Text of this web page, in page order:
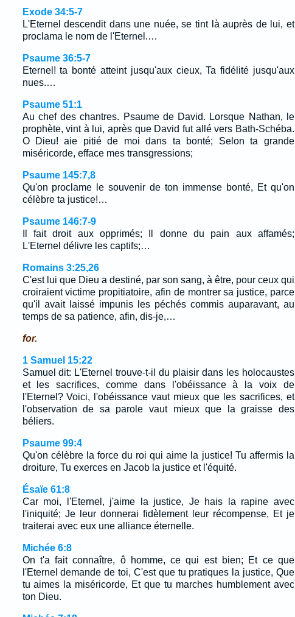
Exode 34:5-7
L'Eternel descendit dans une nuée, se tint là auprès de lui, et
proclama le nom de l'Eternel.…
Psaume 36:5-7
Eternel! ta bonté atteint jusqu'aux cieux, Ta fidélité jusqu'aux
nues.…
Psaume 51:1
Au chef des chantres. Psaume de David. Lorsque Nathan, le
prophète, vint à lui, après que David fut allé vers Bath-Schéba.
O Dieu! aie pitié de moi dans ta bonté; Selon ta grande
miséricorde, efface mes transgressions;
Psaume 145:7,8
Qu'on proclame le souvenir de ton immense bonté, Et qu'on
célèbre ta justice!…
Psaume 146:7-9
Il fait droit aux opprimés; Il donne du pain aux affamés;
L'Eternel délivre les captifs;…
Romains 3:25,26
C'est lui que Dieu a destiné, par son sang, à être, pour ceux qui
croiraient victime propitiatoire, afin de montrer sa justice, parce
qu'il avait laissé impunis les péchés commis auparavant, au
temps de sa patience, afin, dis-je,…
for.
1 Samuel 15:22
Samuel dit: L'Eternel trouve-t-il du plaisir dans les holocaustes
et les sacrifices, comme dans l'obéissance à la voix de
l'Eternel? Voici, l'obéissance vaut mieux que les sacrifices, et
l'observation de sa parole vaut mieux que la graisse des
béliers.
Psaume 99:4
Qu'on célèbre la force du roi qui aime la justice! Tu affermis la
droiture, Tu exerces en Jacob la justice et l'équité.
Ésaïe 61:8
Car moi, l'Eternel, j'aime la justice, Je hais la rapine avec
l'iniquité; Je leur donnerai fidèlement leur récompense, Et je
traiterai avec eux une alliance éternelle.
Michée 6:8
On t'a fait connaître, ô homme, ce qui est bien; Et ce que
l'Eternel demande de toi, C'est que tu pratiques la justice, Que
tu aimes la miséricorde, Et que tu marches humblement avec
ton Dieu.